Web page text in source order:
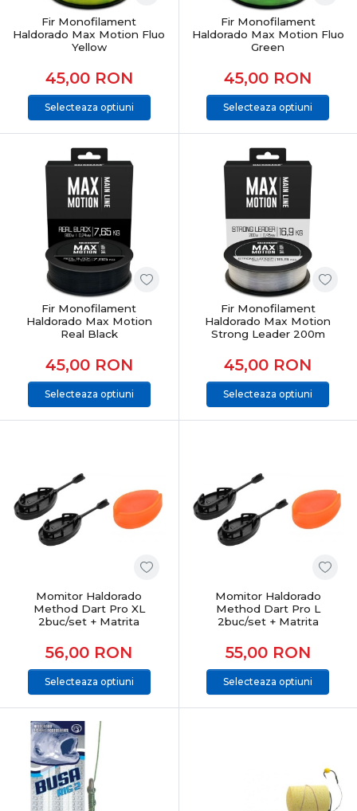
Fir Monofilament
Haldorado Max Motion Fluo
Yellow
45,00 RON
Selecteaza optiuni
Fir Monofilament
Haldorado Max Motion Fluo
Green
45,00 RON
Selecteaza optiuni
Fir Monofilament
Haldorado Max Motion
Real Black
45,00 RON
Selecteaza optiuni
Fir Monofilament
Haldorado Max Motion
Strong Leader 200m
45,00 RON
Selecteaza optiuni
Momitor Haldorado
Method Dart Pro XL
2buc/set + Matrita
56,00 RON
Selecteaza optiuni
Momitor Haldorado
Method Dart Pro L
2buc/set + Matrita
55,00 RON
Selecteaza optiuni